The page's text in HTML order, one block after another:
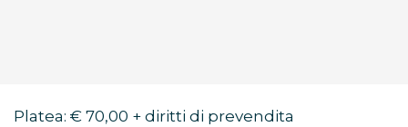
Platea: € 70,00 + diritti di prevendita